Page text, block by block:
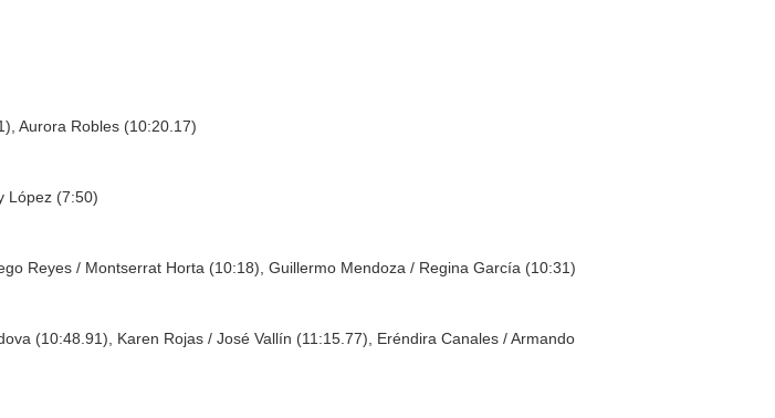
Aurora Robles (10:20.17)
López (7:50)
Reyes / Montserrat Horta (10:18), Guillermo Mendoza / Regina García (10:31)
(10:48.91), Karen Rojas / José Vallín (11:15.77), Eréndira Canales / Armando